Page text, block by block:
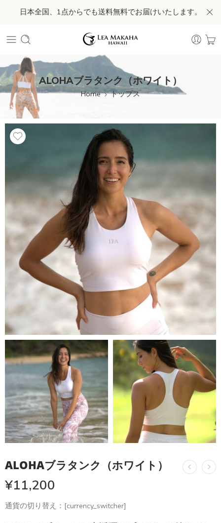
日本全国、1点からでも送料無料でお届けいたします。
ALOHAブラタンク（ホワイト）
Home トップス
ALOHAブラタンク（ホワイト）
¥11,200
通貨の切り替え：[currency_switcher]